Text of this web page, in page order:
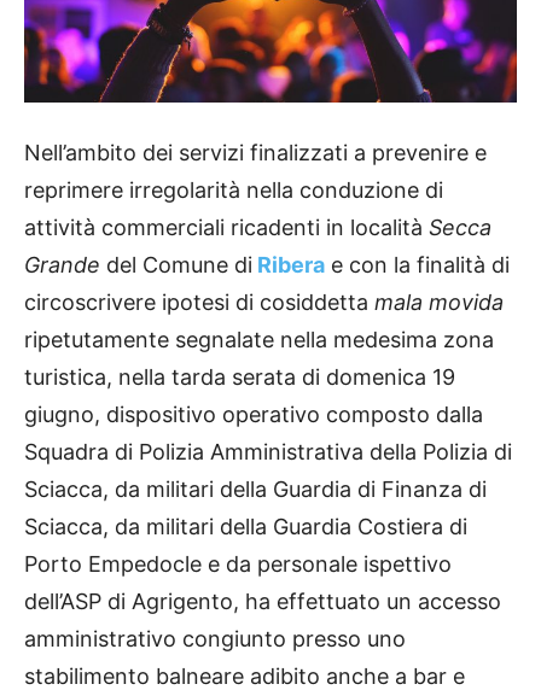
Nell’ambito dei servizi finalizzati a prevenire e
reprimere irregolarità nella conduzione di
attività commerciali ricadenti in località Secca
Grande del Comune di Ribera e con la finalità di
circoscrivere ipotesi di cosiddetta mala movida
ripetutamente segnalate nella medesima zona
turistica, nella tarda serata di domenica 19
giugno, dispositivo operativo composto dalla
Squadra di Polizia Amministrativa della Polizia di
Sciacca, da militari della Guardia di Finanza di
Sciacca, da militari della Guardia Costiera di
Porto Empedocle e da personale ispettivo
dell’ASP di Agrigento, ha effettuato un accesso
amministrativo congiunto presso uno
stabilimento balneare adibito anche a bar e